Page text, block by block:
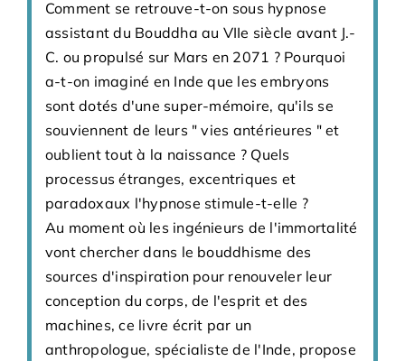
Comment se retrouve-t-on sous hypnose
assistant du Bouddha au VIIe siècle avant J.-
C. ou propulsé sur Mars en 2071 ? Pourquoi
a-t-on imaginé en Inde que les embryons
sont dotés d'une super-mémoire, qu'ils se
souviennent de leurs " vies antérieures " et
oublient tout à la naissance ? Quels
processus étranges, excentriques et
paradoxaux l'hypnose stimule-t-elle ?
Au moment où les ingénieurs de l'immortalité
vont chercher dans le bouddhisme des
sources d'inspiration pour renouveler leur
conception du corps, de l'esprit et des
machines, ce livre écrit par un
anthropologue, spécialiste de l'Inde, propose